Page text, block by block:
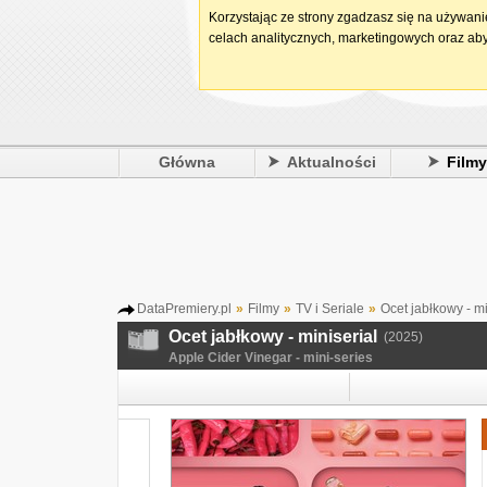
Główna Aktualności Filmy
DataPremiery.pl » Filmy » TV i Seriale » Ocet jabłkowy -
Ocet jabłkowy - miniserial
(2025)
Apple Cider Vinegar - mini-series
Korzystając ze strony zgadzasz się na
celach analitycznych, marketingowych oraz